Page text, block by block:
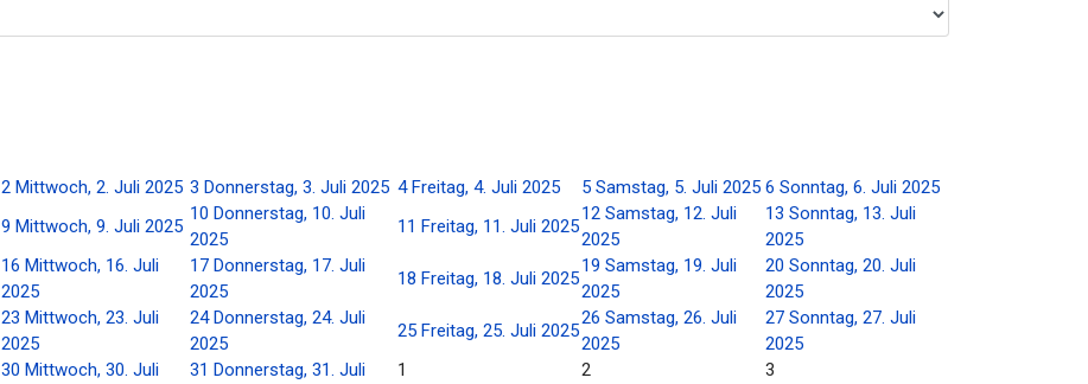
2 Mittwoch, 2. Juli 2025 3 Donnerstag, 3. Juli 2025 4 Freitag, 4. Juli 2025 5 Samstag, 5. Juli 2025 6 Sonntag, 6. Juli 2025
9 Mittwoch, 9. Juli 2025
10 Donnerstag, 10. Juli
2025
11 Freitag, 11. Juli 2025
12 Samstag, 12. Juli
2025
13 Sonntag, 13. Juli
2025
16 Mittwoch, 16. Juli
2025
17 Donnerstag, 17. Juli
2025
18 Freitag, 18. Juli 2025
19 Samstag, 19. Juli
2025
20 Sonntag, 20. Juli
2025
23 Mittwoch, 23. Juli
2025
24 Donnerstag, 24. Juli
2025
25 Freitag, 25. Juli 2025
26 Samstag, 26. Juli
2025
27 Sonntag, 27. Juli
2025
30 Mittwoch, 30. Juli
31 Donnerstag, 31. Juli
1 2 3